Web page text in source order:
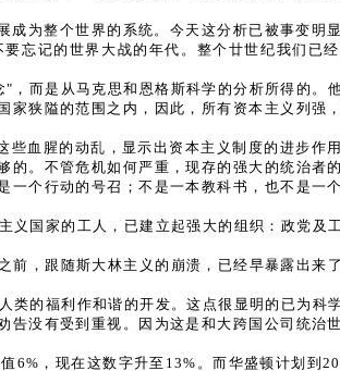
为整个世界的系统。今天这分析已被事变明
忘记的世界大战的年代。整个廿世纪我们已
而是从马克思和恩格斯科学的分析所得的。
狭隘的范围之内，因此，所有资本主义列强
血腥的动乱，显示出资本主义制度的进步作
。不管危机如何严重，现存的强大的统治者
个行动的号召；不是一本教科书，也不是一
国家的工人，已建立起强大的组织：政党及
，跟随斯大林主义的崩溃，已经早暴露出来
的福利作和谐的开发。这点很显明的已为科
没有受到重视。因为这是和大跨国公司统治
，现在这数字升至13%。而华盛顿计划到